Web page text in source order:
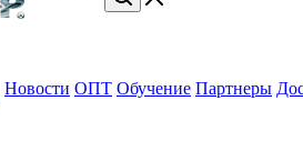
Новости ОПТ Обучение Партнеры